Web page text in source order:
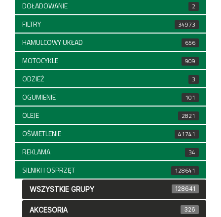
DOŁADOWANIE 2
FILTRY 34973
HAMULCOWY UKŁAD 656
MOTOCYKLE 909
ODZIEŻ 3
OGUMIENIE 101
OLEJE 2821
OŚWIETLENIE 41741
REKLAMA 34
SILNIKI I OSPRZĘT 128641
WSZYSTKIE GRUPY 128641
AKCESORIA 326